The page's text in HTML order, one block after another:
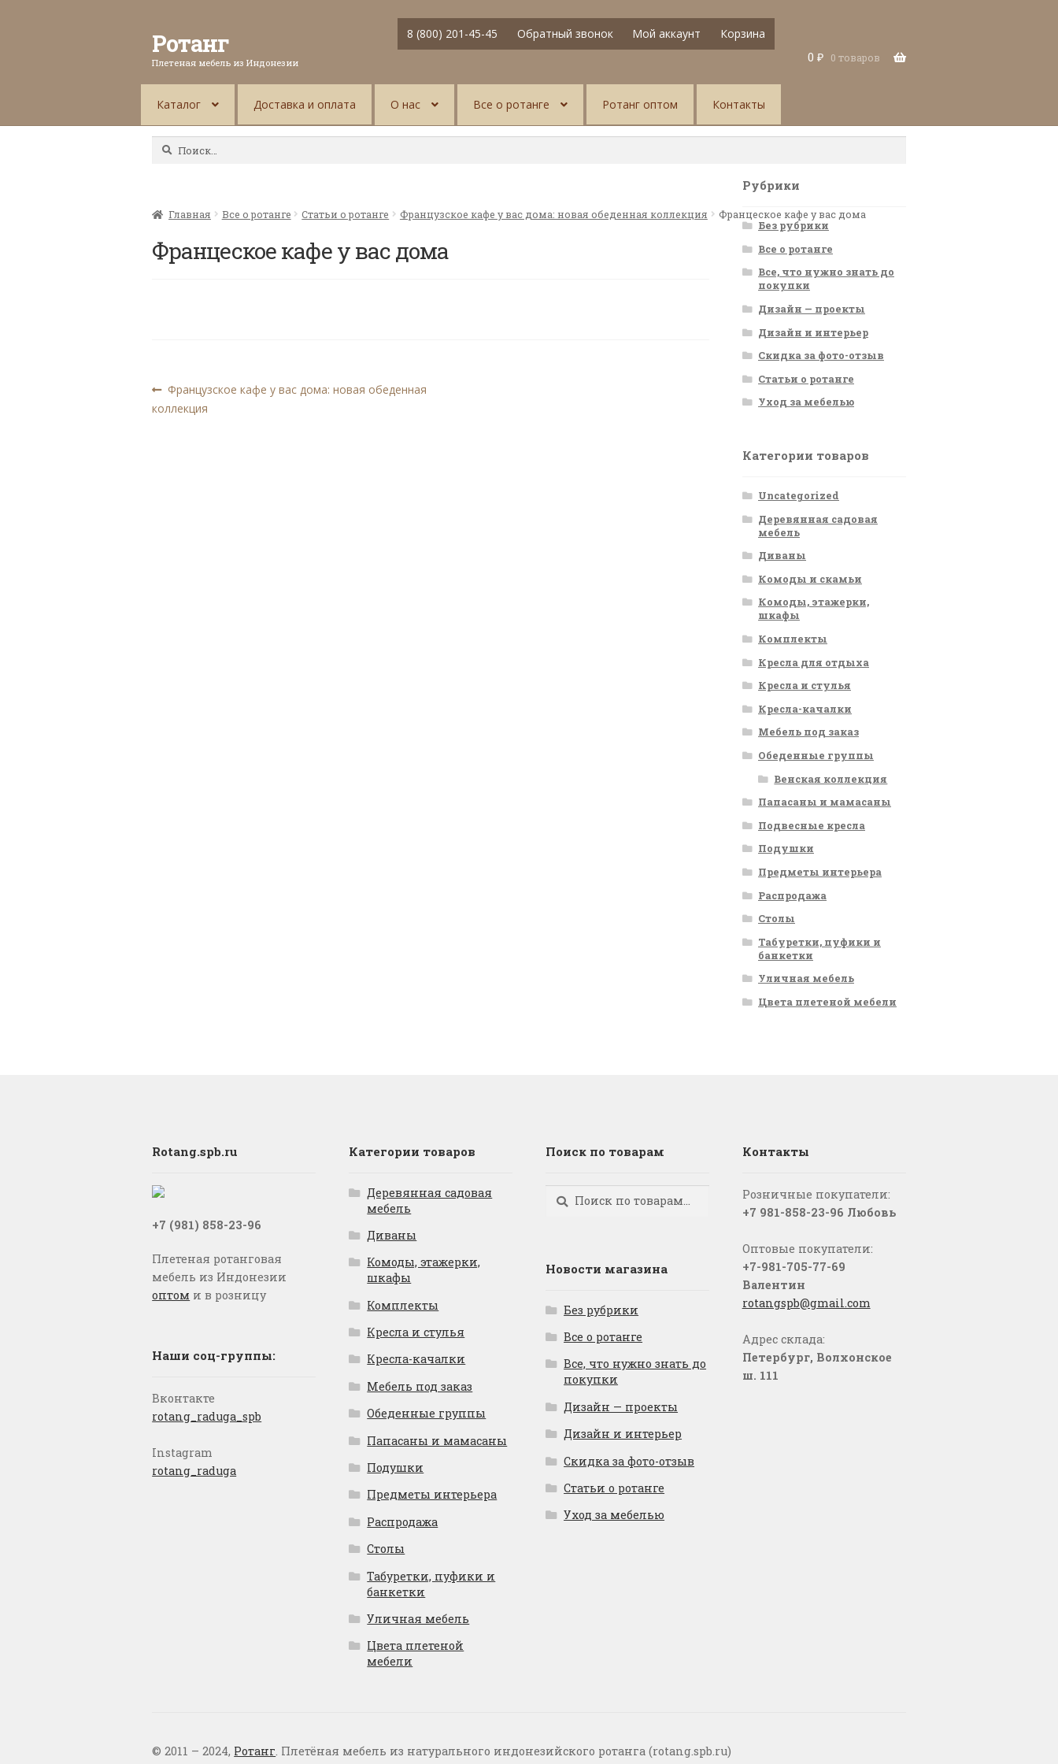
Ротанг
Плетеная мебель из Индонезии
8 (800) 201-45-45 Обратный звонок Мой аккаунт
Корзина
0 ₽ 0 товаров
Каталог Доставка и оплата О нас Все о ротанге Ротанг оптом Контакты
Найти:
Главная Все о ротанге Статьи о ротанге Французское кафе у вас дома: новая обеденная коллекция Францеское кафе у вас дома
Францеское кафе у вас дома
Навигация
по
Предыдущая
запись:
Французское кафе у вас дома: новая обеденная
коллекция
Рубрики
Без рубрики
Все о ротанге
Все, что нужно знать до
покупки
Дизайн — проекты
Дизайн и интерьер
Скидка за фото-отзыв
Статьи о ротанге
Уход за мебелью
Категории товаров
Uncategorized
Деревянная садовая
мебель
Диваны
Комоды и скамьи
Комоды, этажерки,
шкафы
Комплекты
Кресла для отдыха
Кресла и стулья
Кресла-качалки
Мебель под заказ
Обеденные группы
Венская коллекция
Папасаны и мамасаны
Подвесные кресла
Подушки
Предметы интерьера
Распродажа
Столы
Табуретки, пуфики и
банкетки
Уличная мебель
Цвета плетеной мебели
Rotang.spb.ru
+7 (981) 858-23-96
Плетеная ротанговая
мебель из Индонезии
оптом и в розницу
Наши соц-группы:
Вконтакте
rotang_raduga_spb
Instagram
rotang_raduga
Категории товаров
Деревянная садовая
мебель
Диваны
Комоды, этажерки,
шкафы
Комплекты
Кресла и стулья
Кресла-качалки
Мебель под заказ
Обеденные группы
Папасаны и мамасаны
Подушки
Предметы интерьера
Распродажа
Столы
Табуретки, пуфики и
банкетки
Уличная мебель
Цвета плетеной
мебели
Поиск по товарам
Искать:
Поиск
Новости магазина
Без рубрики
Все о ротанге
Все, что нужно знать до
покупки
Дизайн — проекты
Дизайн и интерьер
Скидка за фото-отзыв
Статьи о ротанге
Уход за мебелью
Контакты
Розничные покупатели:
+7 981-858-23-96 Любовь
Оптовые покупатели:
+7-981-705-77-69
Валентин
rotangspb@gmail.com
Адрес склада:
Петербург, Волхонское
ш. 111
© 2011 – 2024, Ротанг. Плетёная мебель из натурального индонезийского ротанга (rotang.spb.ru)